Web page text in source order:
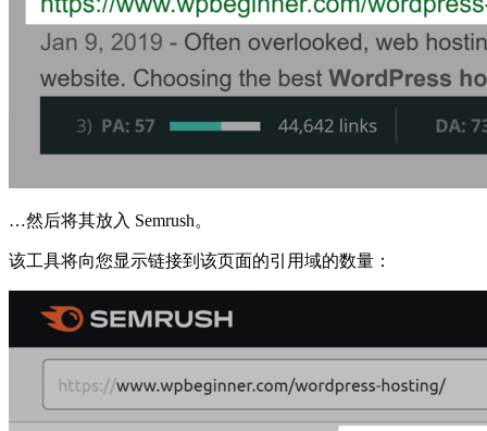
…然后将其放入 Semrush。
该工具将向您显示链接到该页面的引用域的数量：